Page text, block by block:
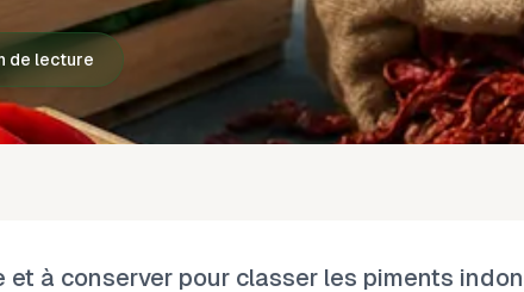
de lecture
et à conserver pour classer les piments